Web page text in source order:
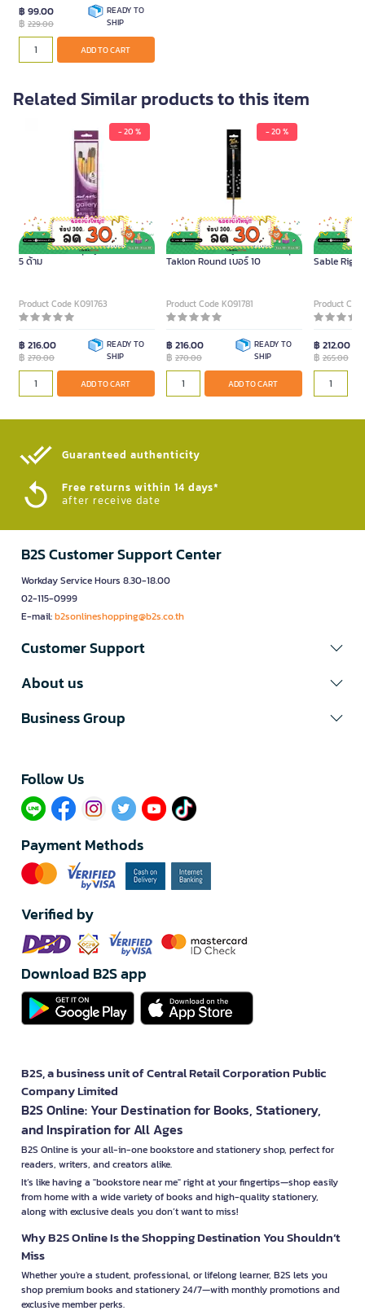
฿ 99.00
฿ 229.00
READY TO
SHIP
ADD TO CART
Related Similar products to this item
- 20 %
MONTMARTE ชุดพู่กันสีน้ำ จำนวน
5 ด้าม
Product Code K091763
฿ 216.00
฿ 270.00
READY TO
SHIP
ADD TO CART
- 20 %
MONT MARTE พู่กันสีอะคริลิค รุ่น
Taklon Round เบอร์ 10
Product Code K091781
฿ 216.00
฿ 270.00
READY TO
SHIP
ADD TO CART
MONT
Sable
Product
฿ 212.00
฿265.00
Guaranteed authenticity​
Free returns within 14 days*
after receive date
B2S Customer Support Center
Workday Service Hours 8.30-18.00
02-115-0999
E-mail:b2sonlineshopping@b2s.co.th
Customer Support
About us
Business Group
Follow Us​
Payment Methods
Verified by
Download B2S app
B2S, a business unit of Central Retail Corporation Public
Company Limited
B2S Online: Your Destination for Books, Stationery,
and Inspiration for All Ages
B2S Online is your all-in-one bookstore and stationery shop, perfect for
readers, writers, and creators alike.
It’s like having a "bookstore near me" right at your fingertips—shop easily
from home with a wide variety of books and high-quality stationery,
along with exclusive deals you don’t want to miss!
Why B2S Online Is the Shopping Destination You Shouldn’t
Miss
Whether you're a student, professional, or lifelong learner, B2S lets you
shop premium books and stationery 24/7—with monthly promotions and
exclusive member perks.